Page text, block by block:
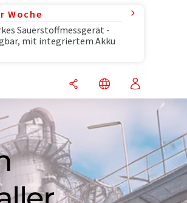
Woche
Sauerstoffmessgerät -
mit integriertem Akku